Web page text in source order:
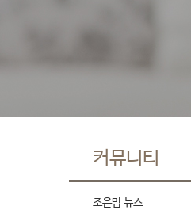
커뮤니티
조은맘 뉴스